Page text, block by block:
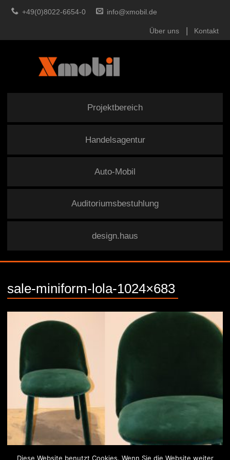
+49(0)8022-6654-0 info@xmobil.de
Über uns Kontakt
Projektbereich
Handelsagentur
Auto-Mobil
Auditoriumsbestuhlung
design.haus
sale-miniform-lola-1024×683
Diese Website benutzt Cookies. Wenn Sie die Website weiter